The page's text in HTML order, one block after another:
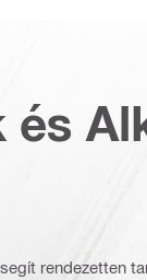
és
rendezetten